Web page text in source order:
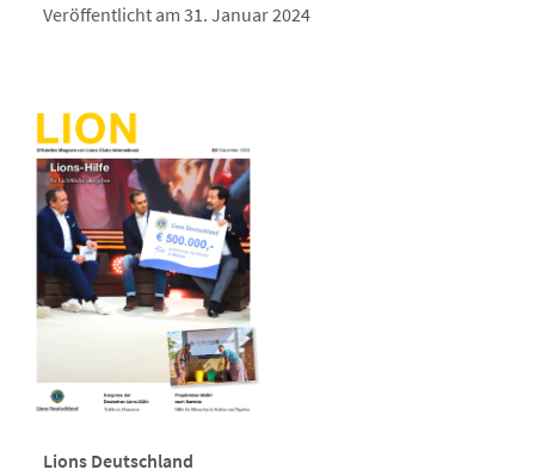
Veröffentlicht am 31. Januar 2024
Lions Deutschland